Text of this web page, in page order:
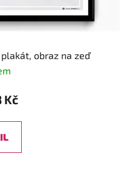
obraz na zeď
Kč